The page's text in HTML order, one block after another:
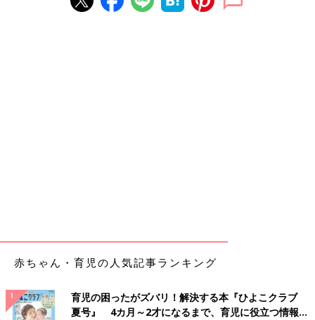
出される 子どものためのベスト睡眠』
っては窒息の危険があるので、リスクを正しく
愛波さんに教えてもらいました。
昼寝の回数は、赤ちゃんの成長と共に変化する
赤ちゃんの睡眠は月齢と共に変化していきます。睡眠の大まかな
流れを知っておくと、急に赤ちゃんの睡眠の様子が変わっても、
赤ちゃん・育児の人気記事ランキング
育児の困ったがズバリ！解決する本『ひよこクラブ
夏号』 4カ月～2才になるまで、育児に役立つ情報が